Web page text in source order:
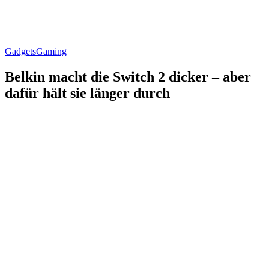
GadgetsGaming
Belkin macht die Switch 2 dicker – aber
dafür hält sie länger durch